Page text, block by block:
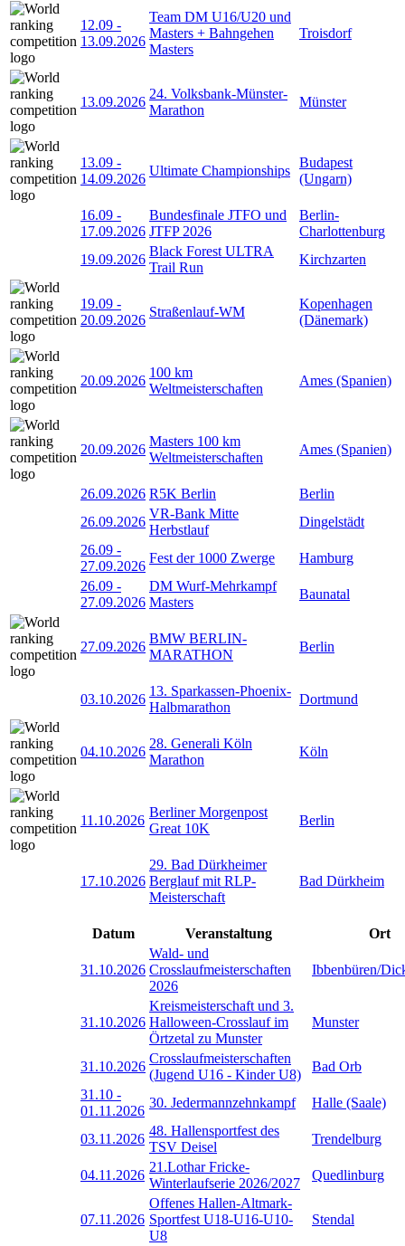
12.09 -
13.09.2026
Team DM U16/U20 und
Masters + Bahngehen
Masters
Troisdorf
13.09.2026
24. Volksbank-Münster-
Marathon
Münster
13.09 -
14.09.2026
Ultimate Championships
Budapest
(Ungarn)
16.09 -
17.09.2026
Bundesfinale JTFO und
JTFP 2026
Berlin-
Charlottenburg
19.09.2026
Black Forest ULTRA
Trail Run
Kirchzarten
19.09 -
20.09.2026
Straßenlauf-WM
Kopenhagen
(Dänemark)
20.09.2026
100 km
Weltmeisterschaften
Ames (Spanien)
20.09.2026
Masters 100 km
Weltmeisterschaften
Ames (Spanien)
26.09.2026 R5K Berlin
Berlin
26.09.2026
VR-Bank Mitte
Herbstlauf
Dingelstädt
26.09 -
27.09.2026
Fest der 1000 Zwerge
Hamburg
26.09 -
27.09.2026
DM Wurf-Mehrkampf
Masters
Baunatal
27.09.2026
BMW BERLIN-
MARATHON
Berlin
03.10.2026
13. Sparkassen-Phoenix-
Halbmarathon
Dortmund
04.10.2026
28. Generali Köln
Marathon
Köln
11.10.2026
Berliner Morgenpost
Great 10K
Berlin
17.10.2026
29. Bad Dürkheimer
Berglauf mit RLP-
Meisterschaft
Bad Dürkheim
Datum Veranstaltung Ort
31.10.2026
Wald- und
Crosslaufmeisterschaften
2026
Ibbenbüren/
31.10.2026
Kreismeisterschaft und 3.
Halloween-Crosslauf im
Örtzetal zu Munster
Munster
31.10.2026
Crosslaufmeisterschaften
(Jugend U16 - Kinder U8)
Bad Orb
31.10 -
01.11.2026
30. Jedermannzehnkampf Halle (Saale)
03.11.2026
48. Hallensportfest des
TSV Deisel
Trendelburg
04.11.2026
21.Lothar Fricke-
Winterlaufserie 2026/2027
Quedlinburg
07.11.2026
Offenes Hallen-Altmark-
Sportfest U18-U16-U10-
U8
Stendal